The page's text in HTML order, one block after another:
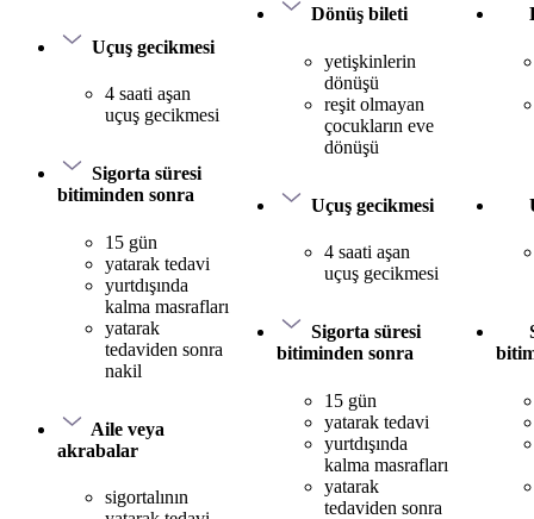
Uçuş gecikmesi
4 saati aşan
uçuş gecikmesi
Sigorta süresi
bitiminden sonra
15 gün
yatarak tedavi
yurtdışında
kalma masrafları
yatarak
tedaviden sonra
nakil
Aile veya
akrabalar
sigortalının
Dönüş bileti
yetişkinlerin
dönüşü
reşit olmayan
çocukların eve
dönüşü
Uçuş gecikmesi
4 saati aşan
uçuş gecikmesi
Sigorta süresi
bitiminden sonra
15 gün
yatarak tedavi
yurtdışında
kalma masrafları
yatarak
tedaviden sonra